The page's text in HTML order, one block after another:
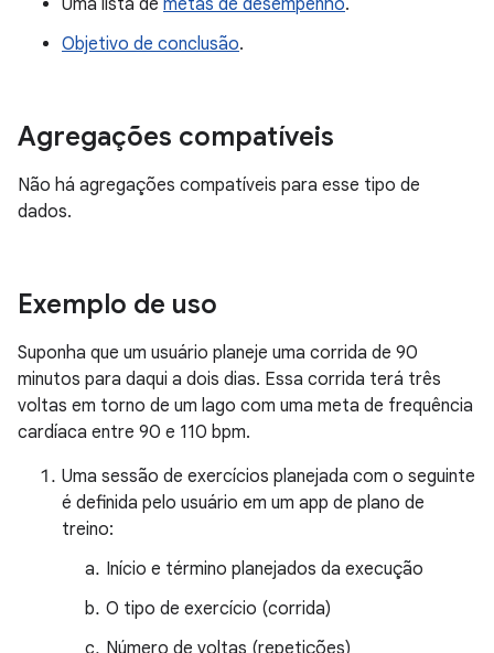
Uma lista de metas de desempenho.
Objetivo de conclusão.
Agregações compatíveis
Não há agregações compatíveis para esse tipo de
dados.
Exemplo de uso
Suponha que um usuário planeje uma corrida de 90
minutos para daqui a dois dias. Essa corrida terá três
voltas em torno de um lago com uma meta de frequência
cardíaca entre 90 e 110 bpm.
Uma sessão de exercícios planejada com o seguinte
é definida pelo usuário em um app de plano de
treino:
Início e término planejados da execução
O tipo de exercício (corrida)
Número de voltas (repetições)